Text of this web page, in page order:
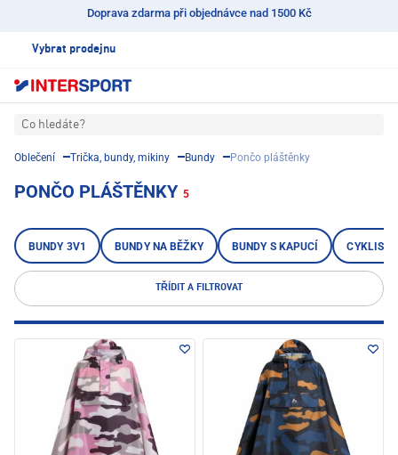
Doprava zdarma při objednávce nad 1500 Kč
Vybrat prodejnu
Co hledáte?
Oblečení Trička, bundy, mikiny Bundy Pončo pláštěnky
PONČO PLÁŠTĚNKY 5
BUNDY 3V1 BUNDY NA BĚŽKY BUNDY S KAPUCÍ
TŘÍDIT A FILTROVAT